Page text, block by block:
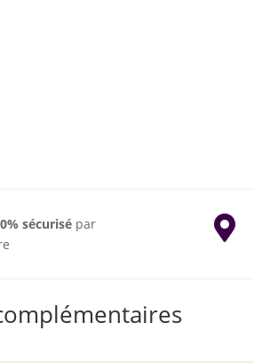
sécurisépar
